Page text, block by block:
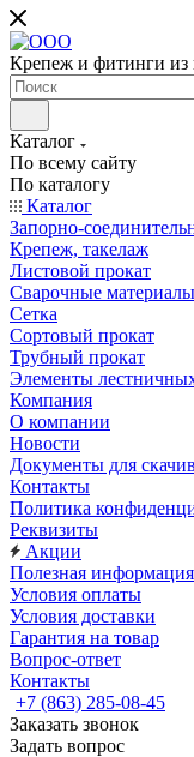
Крепеж и фитинги из
Каталог
По всему сайту
По каталогу
Каталог
Запорно-
Крепеж, такелаж
Листовой прокат
Сварочные
Сетка
Сортовый прокат
Трубный прокат
Элементы
Компания
О компании
Новости
Документы для
Контакты
Политика
Реквизиты
Акции
Полезная информация
Условия оплаты
Условия доставки
Гарантия на товар
Вопрос-ответ
Контакты
+7 (863) 285-08-45
Заказать звонок
Задать вопрос